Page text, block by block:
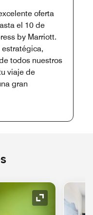
oferta
el 10 de
by Marriott.
todos nuestros
viaje de
gran
Icono de